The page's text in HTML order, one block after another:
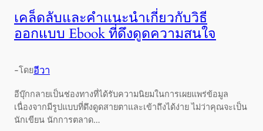
เคล็ดลับและคำแนะนำเกี่ยวกับวิธี
ออกแบบ Ebook ที่ดึงดูดความสนใจ
-โดยอีวา
อีบุ๊กกลายเป็นช่องทางที่ได้รับความนิยมในการเผยแพร่ข้อมูล
เนื่องจากมีรูปแบบที่ดึงดูดสายตาและเข้าถึงได้ง่าย ไม่ว่าคุณจะเป็น
นักเขียน นักการตลาด…